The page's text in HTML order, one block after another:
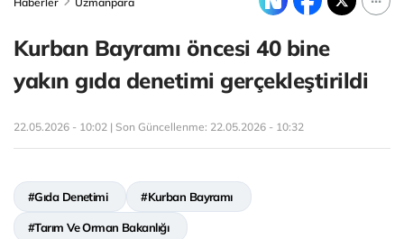
Kurban Bayramı öncesi 40 bine
yakın gıda denetimi gerçekleştirildi
22.05.2026 - 10:02 | Son Güncellenme: 22.05.2026 - 10:32
#Gıda Denetimi #Kurban Bayramı
#Tarım Ve Orman Bakanlığı